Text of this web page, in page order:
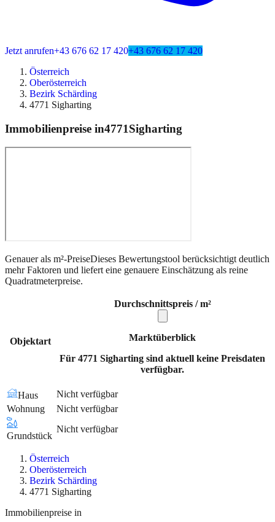
Jetzt anrufen+43 676 62 17 420+43 676 62 17 420
Österreich
Oberösterreich
Bezirk Schärding
4771 Sigharting
Immobilienpreise in4771Sigharting
Genauer als m²-PreiseDieses Bewertungstool berücksichtigt deutlich
mehr Faktoren und liefert eine genauere Einschätzung als reine
Quadratmeterpreise.
Objektart
Durchschnittspreis / m²
Marktüberblick
Für 4771 Sigharting sind aktuell keine Preisdaten
verfügbar.
Haus
Nicht verfügbar
Wohnung
Nicht verfügbar
Grundstück
Nicht verfügbar
Österreich
Oberösterreich
Bezirk Schärding
4771 Sigharting
Immobilienpreise in